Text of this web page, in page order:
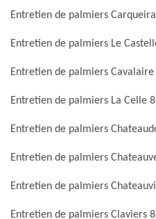
Entretien de palmiers
Entretien de palmiers Le
Entretien de palmiers
Entretien de palmiers La Celle
Entretien de palmiers
Entretien de palmiers
Entretien de palmiers
Entretien de palmiers Claviers